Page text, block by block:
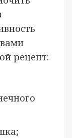
рецепт: